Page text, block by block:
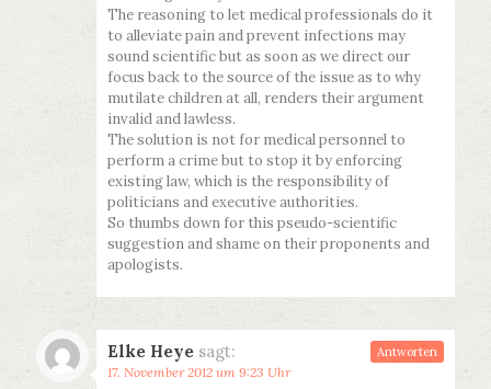
The reasoning to let medical professionals do it
to alleviate pain and prevent infections may
sound scientific but as soon as we direct our
focus back to the source of the issue as to why
mutilate children at all, renders their argument
invalid and lawless.
The solution is not for medical personnel to
perform a crime but to stop it by enforcing
existing law, which is the responsibility of
politicians and executive authorities.
So thumbs down for this pseudo-scientific
suggestion and shame on their proponents and
apologists.
Elke Heye sagt:
17. November 2012 um 9:23 Uhr
Antworten